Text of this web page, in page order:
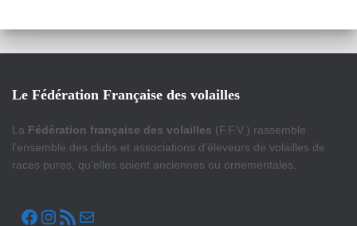
Le Fédération Française des volailles
La Fédération française des volailles (F.F.V.) rassemble
l’ensemble des clubs et associations d’éleveurs de volailles de
races pures, qu’elles soient anciennes ou ornementales.
FACEBOOK INSTAGRAM FLUX RSS